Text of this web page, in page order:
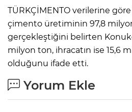
TÜRKÇİMENTO verilerine
çimento üretiminin 97,8
gerçekleştiğini belirten
milyon ton, ihracatın ise 15,6
olduğunu ifade etti.
Yorum Ekle